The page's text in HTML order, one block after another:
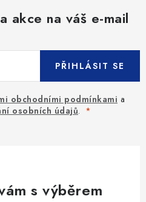
akce na váš e-mail
obchodními podmínkami a
osobních údajů.
PŘIHLÁSIT SE
s výběrem